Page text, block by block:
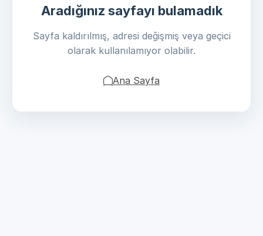
Aradığınız sayfayı bulamadık
Sayfa kaldırılmış, adresi değişmiş veya geçici
olarak kullanılamıyor olabilir.
Ana Sayfa